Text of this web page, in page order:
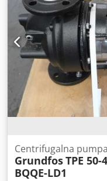
Centrifugalna pumpa
GrundfosTPE 50-
BQQE-LD1